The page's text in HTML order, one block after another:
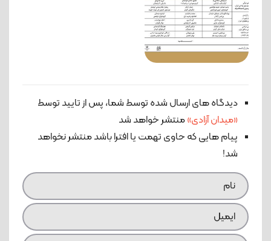
دیدگاه های ارسال شده توسط شما، پس از تایید توسط
«میدان آزادی»منتشر خواهد شد
پیام هایی که حاوی تهمت یا افترا باشد منتشر نخواهد
شد!